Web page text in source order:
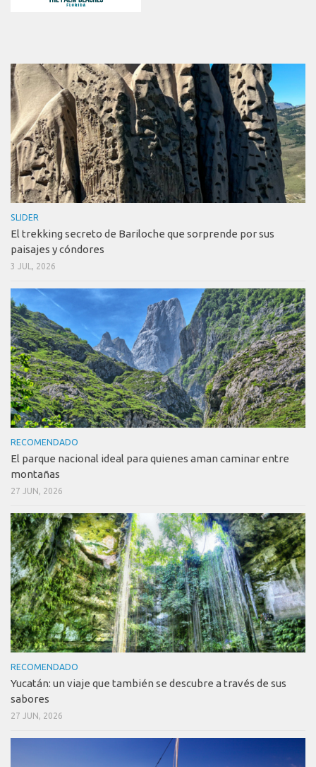
SLIDER
El trekking secreto de Bariloche que sorprende por sus
paisajes y cóndores
3 JUL, 2026
RECOMENDADO
El parque nacional ideal para quienes aman caminar entre
montañas
27 JUN, 2026
RECOMENDADO
Yucatán: un viaje que también se descubre a través de sus
sabores
27 JUN, 2026